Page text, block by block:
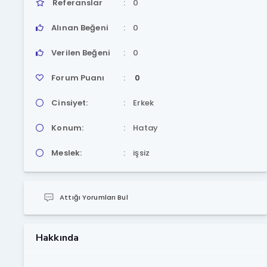
Referanslar 0
Alınan Beğeni 0
Verilen Beğeni 0
Forum Puanı 0
Cinsiyet: Erkek
Konum: Hatay
Meslek: işsiz
Attığı Yorumları Bul
Hakkında